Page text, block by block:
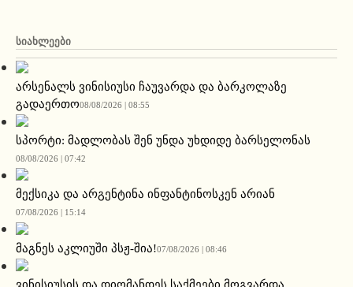
ᲡᲘᲐᲮᲚᲔᲔᲑᲘ
არსენალს ვინისიუსი ჩაუვარდა და ბარკოლაზე
გადაერთო08/08/2026 | 08:55
სპორტი: მადლობას შენ უნდა უხდიდე ბარსელონას
08/08/2026 | 07:42
მექსიკა და არგენტინა ინფანტინოსკენ არიან
07/08/2026 | 15:14
მაგნეს აკლიუში პსჟ-შია!07/08/2026 | 08:46